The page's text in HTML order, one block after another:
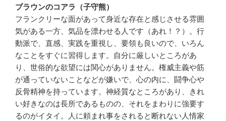
ブラウンのコアラ（子守熊）
フランクリーな面があって身近な存在と感じさせる雰囲
気がある一方、気品を漂わせる人です（あれ！？）。行
動派で、直感、実践を重視し、要領も良いので、いろん
なことをすぐに習得します。自分に厳しいところがあ
り、世俗的な欲望には関心がありません。権威主義や筋
が通っていないことなどが嫌いで、心の内に、闘争心や
反骨精神を持っています。神経質なところがあり、きれ
い好きなのは長所であるものの、それをまわりに強要す
るのがイタイ。人に頼まれ事をされると断れない人情家